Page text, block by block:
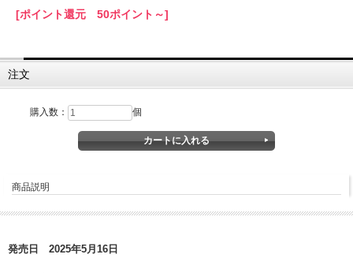
[ポイント還元 50ポイント～]
注文
購入数： 個
商品説明
発売日 2025年5月16日